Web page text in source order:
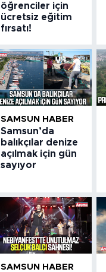
öğrenciler için
ücretsiz eğitim
fırsatı!
SAMSUN HABER
Samsun’da
balıkçılar denize
açılmak için gün
sayıyor
SAMSUN HABER